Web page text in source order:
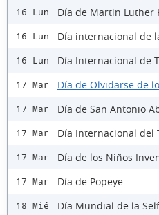
16 Lun Día de Martin Luther
16 Lun Día internacional de
16 Lun Día Internacional de
17 Mar Día de Olvidarse de
17 Mar Día de San Antonio
17 Mar Día Internacional del
17 Mar Día de los Niños
17 Mar Día de Popeye
18 Mié Día Mundial de la